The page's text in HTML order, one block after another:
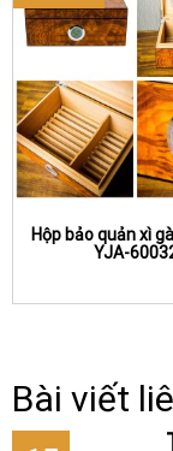
Hộp bảo quản xì
YJA-
Bài viết